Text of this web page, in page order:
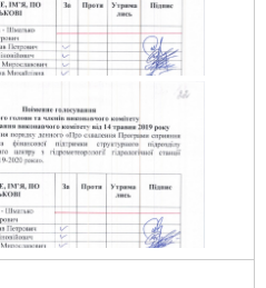
vukonkom-_0022
vukonkom-_0026